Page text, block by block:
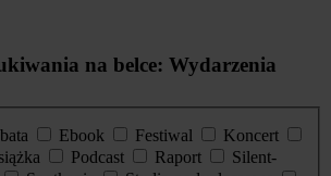
na belce: Wydarzenia
Ebook Festiwal
Koncert
Podcast Raport
Silent-